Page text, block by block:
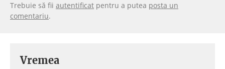
Trebuie să fii autentificat pentru a putea posta un
comentariu.
Vremea